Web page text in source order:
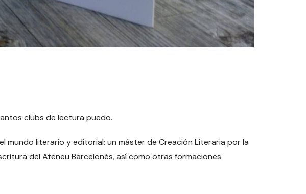
clubs de lectura puedo.
mundo literario y editorial: un máster de Creación Literaria por la
del Ateneu Barcelonés, así como otras formaciones